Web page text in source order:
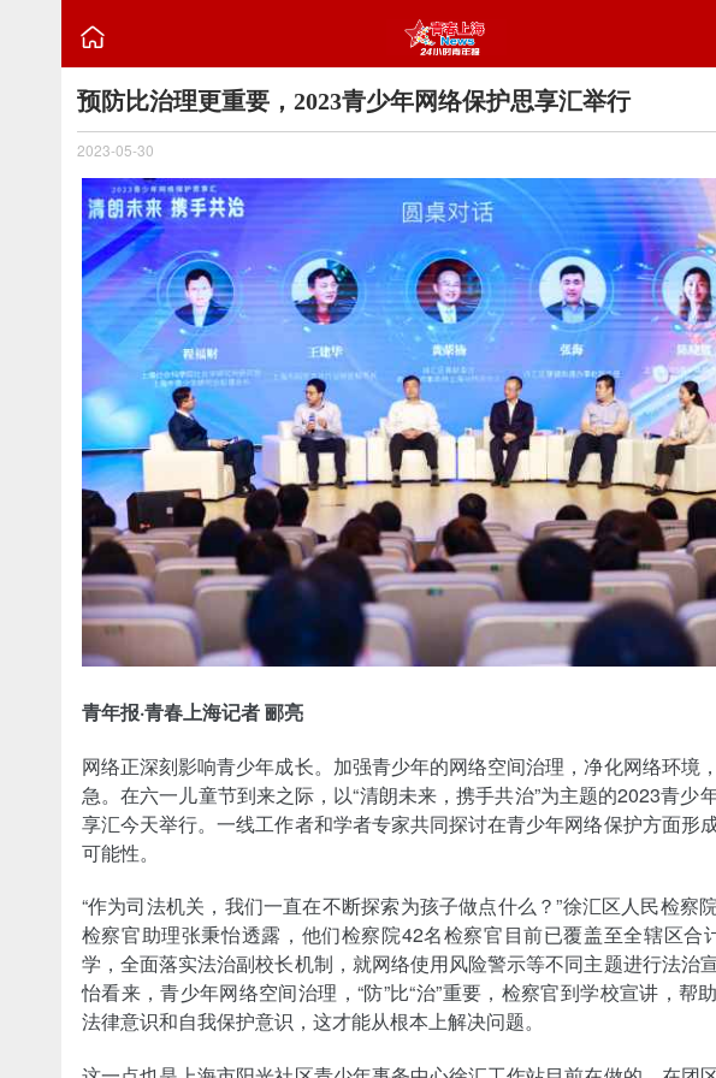

预防比治理更重要，2023青少年网络保护思享汇举行
2023-05-30
青年报·青春上海记者 郦亮
网络正深刻影响青少年成长。加强青少年的网络空间治理，净化网络环境
急。在六一儿童节到来之际，以“清朗未来，携手共治”为主题的2023青少
享汇今天举行。一线工作者和学者专家共同探讨在青少年网络保护方面形
可能性。
“作为司法机关，我们一直在不断探索为孩子做点什么？”徐汇区人民检察
检察官助理张秉怡透露，他们检察院42名检察官目前已覆盖至全辖区合
学，全面落实法治副校长机制，就网络使用风险警示等不同主题进行法治
怡看来，青少年网络空间治理，“防”比“治”重要，检察官到学校宣讲，帮
法律意识和自我保护意识，这才能从根本上解决问题。